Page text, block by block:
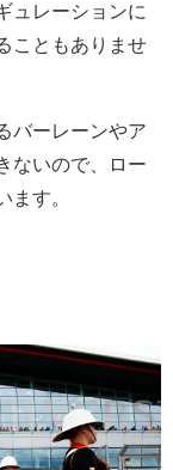
ュレーションに
こともありませ
バーレーンやア
ないので、ロー
す。